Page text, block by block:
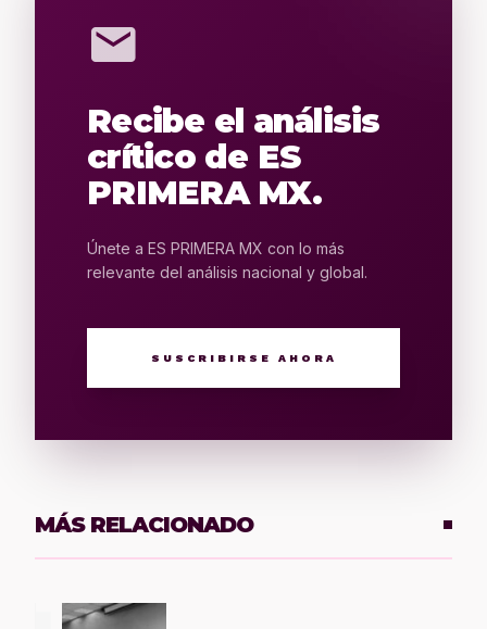
mail
Recibe el análisis
crítico de ES
PRIMERA MX.
Únete a ES PRIMERA MX con lo más
relevante del análisis nacional y global.
SUSCRIBIRSE AHORA
MÁS RELACIONADO